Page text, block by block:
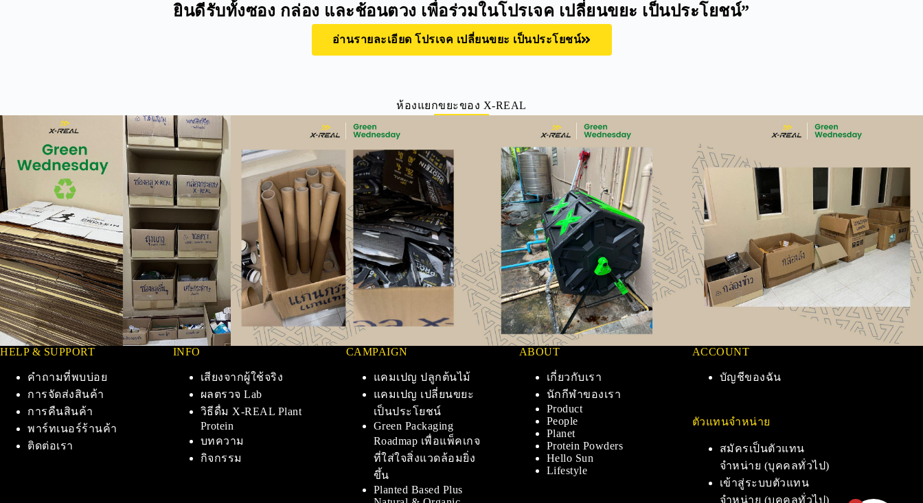
ยินดีรับทั้งซอง กล่อง และช้อนตวง เพื่อร่วมในโปรเจค เปลี่ยนขยะ เป็นประโยชน์”
อ่านรายละเอียด โปรเจค เปลี่ยนขยะ เป็นประโยชน์
ห้องแยกขยะของ X-REAL
HELP & SUPPORT
คำถามที่พบบ่อย
การจัดส่งสินค้า
การคืนสินค้า
พาร์ทเนอร์ร้านค้า
ติดต่อเรา
INFO
เสียงจากผู้ใช้จริง
ผลตรวจ Lab
วิธีดื่ม X-REAL Plant
Protein
บทความ
กิจกรรม
CAMPAIGN
แคมเปญ ปลูกต้นไม้
แคมเปญ เปลี่ยนขยะ
เป็นประโยชน์
Green Packaging
Roadmap เพื่อแพ็คเกจ
ที่ใส่ใจสิ่งแวดล้อมยิ่ง
ขึ้น
Planted Based Plus
ABOUT
เกี่ยวกับเรา
นักกีฬาของเรา
Product
People
Planet
Protein Powders
Hello Sun
Lifestyle
ACCOUNT
บัญชีของฉัน
ตัวแทนจำหน่าย
สมัครเป็นตัวแทน
จำหน่าย (บุคคลทั่วไป)
เข้าสู่ระบบตัวแทน
จำหน่าย (บุคคลทั่วไป)